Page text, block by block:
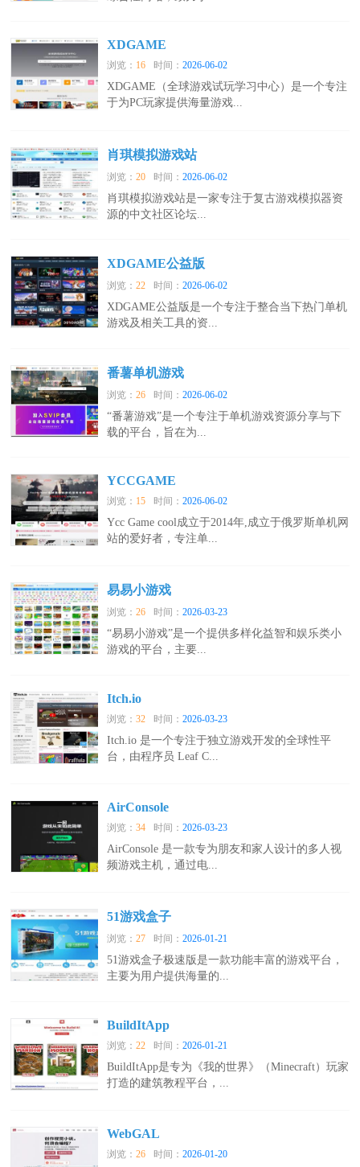
XDGAME
浏览： 16 时间：2026-06-02
XDGAME（全球游戏试玩学习中心）是一个专注
于为PC玩家提供海量游戏...
肖琪模拟游戏站
浏览：20 时间：2026-06-02
肖琪模拟游戏站是一家专注于复古游戏模拟器资
源的中文社区论坛...
XDGAME公益版
浏览：22 时间：2026-06-02
XDGAME公益版是一个专注于整合当下热门单机
游戏及相关工具的资...
番薯单机游戏
浏览：26 时间：2026-06-02
“番薯游戏”是一个专注于单机游戏资源分享与下
载的平台，旨在为...
YCCGAME
浏览： 15 时间：2026-06-02
Ycc Game cool成立于2014年,成立于俄罗斯单机网
站的爱好者，专注单...
易易小游戏
浏览：26 时间：2026-03-23
“易易小游戏”是一个提供多样化益智和娱乐类小
游戏的平台，主要...
Itch.io
浏览：32 时间：2026-03-23
Itch.io 是一个专注于独立游戏开发的全球性平
台，由程序员 Leaf C...
AirConsole
浏览：34 时间：2026-03-23
AirConsole 是一款专为朋友和家人设计的多人视
频游戏主机，通过电...
51游戏盒子
浏览：27 时间：2026-01-21
51游戏盒子极速版是一款功能丰富的游戏平台，
主要为用户提供海量的...
BuildItApp
浏览：22 时间：2026-01-21
BuildItApp是专为《我的世界》（Minecraft）玩家
打造的建筑教程平台，...
WebGAL
浏览：26 时间：2026-01-20